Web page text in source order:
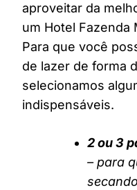
aproveitar da
um Hotel Fazenda
Para que você
de lazer de forma
selecionamos
indispensáveis.
2 ou 3
– para